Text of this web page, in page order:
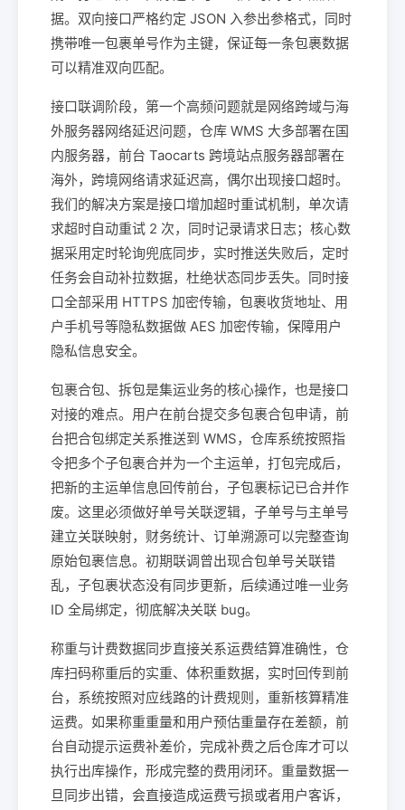
据。双向接口严格约定 JSON 入参出参格式，同时
携带唯一包裹单号作为主键，保证每一条包裹数据
可以精准双向匹配。
接口联调阶段，第一个高频问题就是网络跨域与海
外服务器网络延迟问题，仓库 WMS 大多部署在国
内服务器，前台 Taocarts 跨境站点服务器部署在
海外，跨境网络请求延迟高，偶尔出现接口超时。
我们的解决方案是接口增加超时重试机制，单次请
求超时自动重试 2 次，同时记录请求日志；核心数
据采用定时轮询兜底同步，实时推送失败后，定时
任务会自动补拉数据，杜绝状态同步丢失。同时接
口全部采用 HTTPS 加密传输，包裹收货地址、用
户手机号等隐私数据做 AES 加密传输，保障用户
隐私信息安全。
包裹合包、拆包是集运业务的核心操作，也是接口
对接的难点。用户在前台提交多包裹合包申请，前
台把合包绑定关系推送到 WMS，仓库系统按照指
令把多个子包裹合并为一个主运单，打包完成后，
把新的主运单信息回传前台，子包裹标记已合并作
废。这里必须做好单号关联逻辑，子单号与主单号
建立关联映射，财务统计、订单溯源可以完整查询
原始包裹信息。初期联调曾出现合包单号关联错
乱，子包裹状态没有同步更新，后续通过唯一业务
ID 全局绑定，彻底解决关联 bug。
称重与计费数据同步直接关系运费结算准确性，仓
库扫码称重后的实重、体积重数据，实时回传到前
台，系统按照对应线路的计费规则，重新核算精准
运费。如果称重重量和用户预估重量存在差额，前
台自动提示运费补差价，完成补费之后仓库才可以
执行出库操作，形成完整的费用闭环。重量数据一
旦同步出错，会直接造成运费亏损或者用户客诉，